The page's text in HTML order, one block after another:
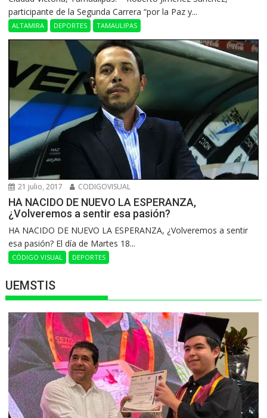
participante de la Segunda Carrera “por la Paz y...
ALTAMIRA DEPORTES TAMAULIPAS
21 julio, 2017 CODIGOVISUAL
HA NACIDO DE NUEVO LA ESPERANZA,
¿Volveremos a sentir esa pasión?
HA NACIDO DE NUEVO LA ESPERANZA, ¿Volveremos a sentir
esa pasión? El día de Martes 18...
CÓDIGO VISUAL DEPORTES
UEMSTIS